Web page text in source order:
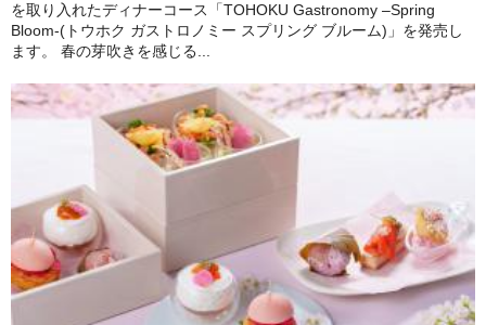
を取り入れたディナーコース「TOHOKU Gastronomy –Spring
Bloom-(トウホク ガストロノミー スプリング ブルーム)」を発売し
ます。 春の芽吹きを感じる...